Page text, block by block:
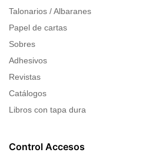
Talonarios / Albaranes
Papel de cartas
Sobres
Adhesivos
Revistas
Catálogos
Libros con tapa dura
Control Accesos